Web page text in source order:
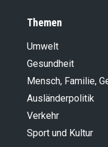
Themen
Umwelt
Gesundheit
Mensch, Familie,
Ausländer­politik
Verkehr
Sport und Kultur